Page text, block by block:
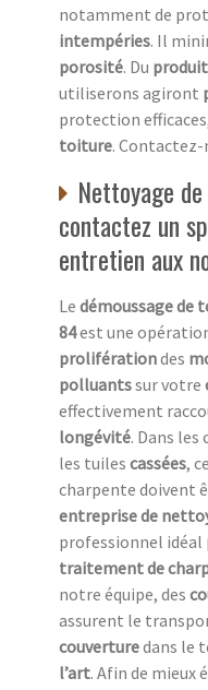
notamment de
intempéries. Il
porosité. Du
utiliserons agiront
protection
toiture. Contactez-
Nettoyage
contactez un
entretien aux
Le démoussage de
84est une
proliférationdes
polluantssur votre
effectivement
longévité. Dans
les tuiles cassées,
charpente doivent
entreprise de
professionnel idéal
traitement de
notre équipe, des
assurent le
couverturedans le
l’art. Afin de mieux